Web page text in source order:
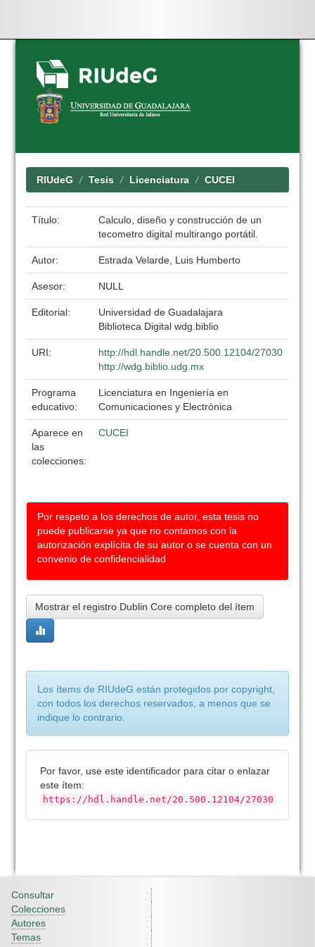
Skip
navigation
RIUdeG Tesis Licenciatura CUCEI
Título:
Calculo, diseño y construcción de un
tecometro digital multirango portátil.
Autor: Estrada Velarde, Luis Humberto
Asesor: NULL
Editorial:
Universidad de Guadalajara
Biblioteca Digital wdg.biblio
URI:
http://hdl.handle.net/20.500.12104/27030
http://wdg.biblio.udg.mx
Programa
educativo:
Licenciatura en Ingeniería en
Comunicaciones y Electrónica
Aparece en
las
colecciones:
CUCEI
Por respeto a los derechos de autor, esta tesis no
puede publicarse ya que no contamos con la
autorización explícita de su autor o se cuenta con un
convenio de confidencialidad
Mostrar el registro Dublin Core completo del ítem
Los ítems de RIUdeG están protegidos por copyright,
con todos los derechos reservados, a menos que se
indique lo contrario.
Por favor, use este identificador para citar o enlazar
este ítem:
https://hdl.handle.net/20.500.12104/27030
Consultar
Colecciones
Autores
Temas